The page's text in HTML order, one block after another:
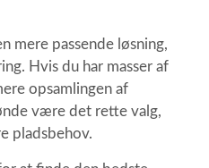
mere passende løsning,
Hvis du har masser af
opsamlingen af
være det rette valg,
pladsbehov.